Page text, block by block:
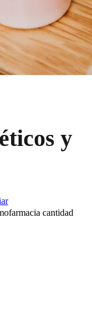
y
cantidad